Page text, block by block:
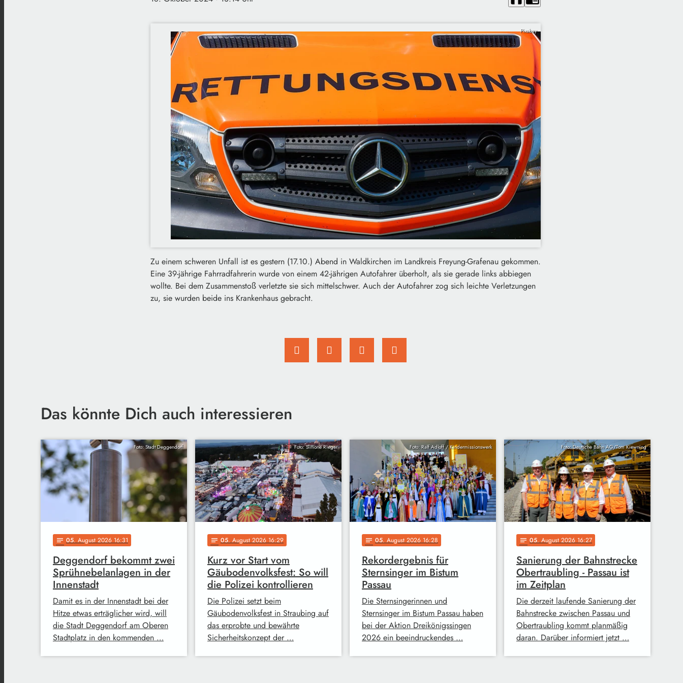
Pixabay
Zu einem schweren Unfall ist es gestern (17.10.) Abend in Waldkirchen im Landkreis Freyung-Grafenau gekommen.
Eine 39-jährige Fahrradfahrerin wurde von einem 42-jährigen Autofahrer überholt, als sie gerade links abbiegen
wollte. Bei dem Zusammenstoß verletzte sie sich mittelschwer. Auch der Autofahrer zog sich leichte Verletzungen
zu, sie wurden beide ins Krankenhaus gebracht.
Das könnte Dich auch interessieren
Foto: Stadt Deggendorf
notes 05. August 2026 16:31
Deggendorf bekommt zwei
Sprühnebelanlagen in der
Innenstadt
Damit es in der Innenstadt bei der
Hitze etwas erträglicher wird, will
die Stadt Deggendorf am Oberen
Stadtplatz in den kommenden …
Foto: Simone Rieger
notes 05. August 2026 16:29
Kurz vor Start vom
Gäubodenvolksfest: So will
die Polizei kontrollieren
Die Polizei setzt beim
Gäubodenvolksfest in Straubing auf
das erprobte und bewährte
Sicherheitskonzept der …
Foto: Ralf Adloff / Kindermissionswerk
notes 05. August 2026 16:28
Rekordergebnis für
Sternsinger im Bistum
Passau
Die Sternsingerinnen und
Sternsinger im Bistum Passau haben
bei der Aktion Dreikönigssingen
2026 ein beeindruckendes …
Foto: Deutsche Bahn AG/Tom Kiewning
notes 05. August 2026 16:27
Sanierung der Bahnstrecke
Obertraubling - Passau ist
im Zeitplan
Die derzeit laufende Sanierung der
Bahnstrecke zwischen Passau und
Obertraubling kommt planmäßig
daran. Darüber informiert jetzt …